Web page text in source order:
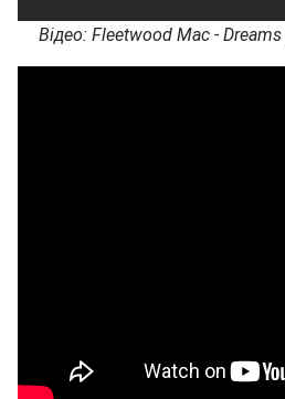
Відео: Fleetwood Mac -